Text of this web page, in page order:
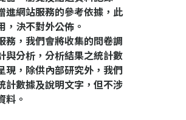
進網站服務的參考依據，此
，決不對外公佈。
務，我們會將收集的問卷調
與分析，分析結果之統計數
現，除供內部研究外，我們
計數據及說明文字，但不涉
料。